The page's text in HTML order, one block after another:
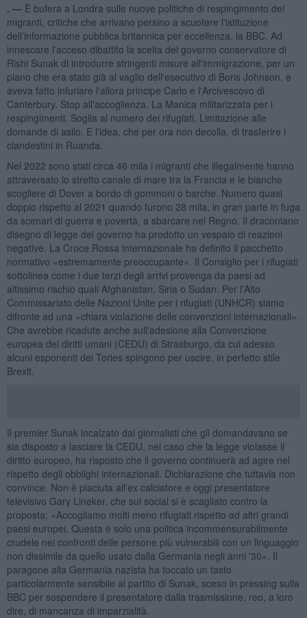
. — È bufera a Londra sulle nuove politiche di respingimento dei
migranti, critiche che arrivano persino a scuotere l'istituzione
dell'informazione pubblica britannica per eccellenza, la BBC. Ad
innescare l'acceso dibattito la scelta del governo conservatore di
Rishi Sunak di introdurre stringenti misure all'immigrazione, per un
piano che era stato già al vaglio dell'esecutivo di Boris Johnson, e
aveva fatto infuriare l'allora principe Carlo e l'Arcivescovo di
Canterbury. Stop all'accoglienza. La Manica militarizzata per i
respingimenti. Soglia al numero dei rifugiati. Limitazione alle
domande di asilo. E l'idea, che per ora non decolla, di trasferire i
clandestini in Ruanda.
Nel 2022 sono stati circa 46 mila i migranti che illegalmente hanno
attraversato lo stretto canale di mare tra la Francia e le bianche
scogliere di Dover a bordo di gommoni o barche. Numero quasi
doppio rispetto al 2021 quando furono 28 mila, in gran parte in fuga
da scenari di guerra e povertà, a sbarcare nel Regno. Il draconiano
disegno di legge del governo ha prodotto un vespaio di reazioni
negative. La Croce Rossa internazionale ha definito il pacchetto
normativo «estremamente preoccupante». Il Consiglio per i rifugiati
sottolinea come i due terzi degli arrivi provenga da paesi ad
altissimo rischio quali Afghanistan, Siria o Sudan. Per l'Alto
Commissariato delle Nazioni Unite per i rifugiati (UNHCR) siamo
difronte ad una «chiara violazione delle convenzioni internazionali».
Che avrebbe ricadute anche sull'adesione alla Convenzione
europea dei diritti umani (CEDU) di Strasburgo, da cui adesso
alcuni esponenti dei Tories spingono per uscire, in perfetto stile
Brexit.
Il premier Sunak incalzato dai giornalisti che gli domandavano se
sia disposto a lasciare la CEDU, nel caso che la legge violasse il
diritto europeo, ha risposto che il governo continuerà ad agire nel
rispetto degli obblighi internazionali. Dichiarazione che tuttavia non
convince. Non è piaciuta all'ex calciatore e oggi presentatore
televisivo Gary Lineker, che sui social si è scagliato contro la
proposta: «Accogliamo molti meno rifugiati rispetto ad altri grandi
paesi europei. Questa è solo una politica incommensurabilmente
crudele nei confronti delle persone più vulnerabili con un linguaggio
non dissimile da quello usato dalla Germania negli anni '30». Il
paragone alla Germania nazista ha toccato un tasto
particolarmente sensibile al partito di Sunak, sceso in pressing sulla
BBC per sospendere il presentatore dalla trasmissione, reo, a loro
dire, di mancanza di imparzialità.